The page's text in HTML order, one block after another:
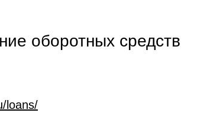
оборотных средств
loans/